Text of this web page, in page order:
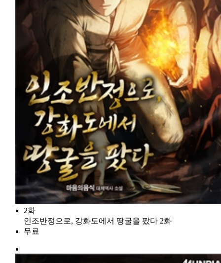
2화
인조반정으로, 강화도에서 땅굴을 팠다 2화
무료